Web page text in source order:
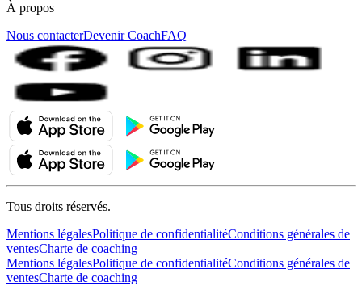
À propos
Nous contacterDevenir CoachFAQ
Tous droits réservés.
Mentions légalesPolitique de confidentialitéConditions générales de
ventesCharte de coaching
Mentions légalesPolitique de confidentialitéConditions générales de
ventesCharte de coaching